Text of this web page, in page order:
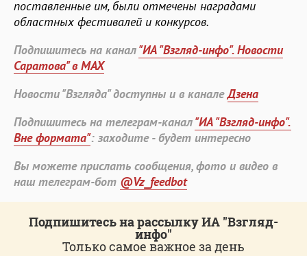
поставленные им, были отмечены наградами
областных фестивалей и конкурсов.
Подпишитесь на канал"ИА "Взгляд-инфо". Новости
Саратова" в MAX
Новости "Взгляда" доступны и в каналеДзена
Подпишитесь на телеграм-канал"ИА "Взгляд-инфо".
Вне формата": заходите - будет интересно
Вы можете прислать сообщения, фото и видео в
наш телеграм-бот @Vz_feedbot
Подпишитесь на рассылку ИА "Взгляд-
инфо"
Только самое важное за день